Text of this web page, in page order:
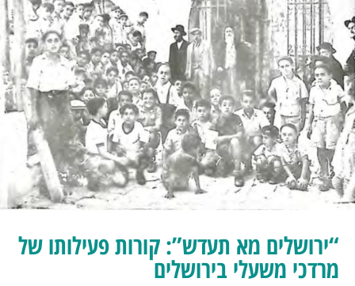
“ירושלים מא תעדש”: קורות פעילותו של
מרדכי משעלי בירושלים